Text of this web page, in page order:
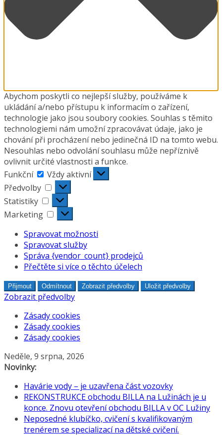
Abychom poskytli co nejlepší služby, používáme k
ukládání a/nebo přístupu k informacím o zařízení,
technologie jako jsou soubory cookies. Souhlas s těmito
technologiemi nám umožní zpracovávat údaje, jako je
chování při procházení nebo jedinečná ID na tomto webu.
Nesouhlas nebo odvolání souhlasu může nepříznivě
ovlivnit určité vlastnosti a funkce.
Funkční
Funkční
Vždy aktivní
Předvolby
Předvolby
Statistiky
Statistiky
Marketing
Marketing
Spravovat možnosti
Spravovat služby
Správa {vendor_count} prodejců
Přečtěte si více o těchto účelech
Přijmout Odmítnout Zobrazit předvolby Uložit předvolby
Zobrazit předvolby
Zásady cookies
Zásady cookies
Zásady cookies
Přeskočit
na
Neděle, 9 srpna, 2026
Novinky:
Havárie vody – je uzavřena část vozovky
REKONSTRUKCE obchodu BILLA na Lužinách je u
konce. Znovu otevření obchodu BILLA v OC Lužiny
Neposedné klubíčko, cvičení s kvalifikovaným
trenérem se specializací na dětské cvičení.